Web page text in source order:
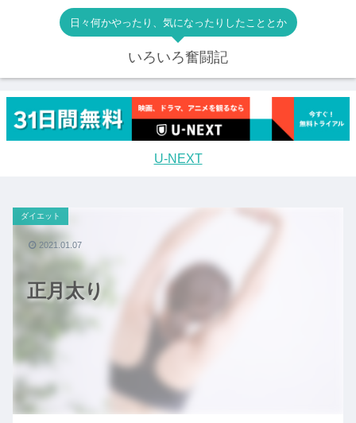
日々何かやったり、気になったりしたこととか
いろいろ奮闘記
U-NEXT
正月太り
ダイエット
2021.01.07